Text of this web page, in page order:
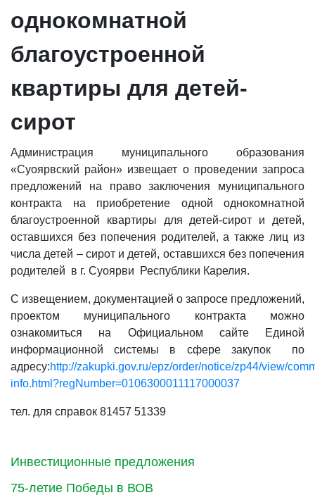
Инвестиционные предложения
75-летие Победы в ВОВ
однокомнатной
благоустроенной
квартиры для детей-
сирот
Администрация муниципального образования
«Суоярвский район» извещает о проведении запроса
предложений на право заключения муниципального
контракта на приобретение одной однокомнатной
благоустроенной квартиры для детей-сирот и детей,
оставшихся без попечения родителей, а также лиц из
числа детей – сирот и детей, оставшихся без попечения
родителей в г. Суоярви Республики Карелия.
С извещением, документацией о запросе предложений,
проектом муниципального контракта можно
ознакомиться на Официальном сайте Единой
информационной системы в сфере закупок по
адресу:http://zakupki.gov.ru/epz/order/notice/zp44/view/
info.html?regNumber=0106300011117000037
тел. для справок 81457 51339